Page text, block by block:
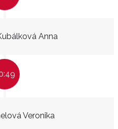
Anna
Veronika